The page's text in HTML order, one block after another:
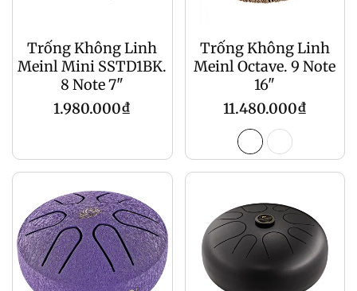
Trống Không Linh
Meinl Mini SSTD1BK.
8 Note 7"
Giá
1.980.000₫
Trống Không Linh
Meinl Octave. 9 Note
16"
Giá
gốc
11.480.000₫